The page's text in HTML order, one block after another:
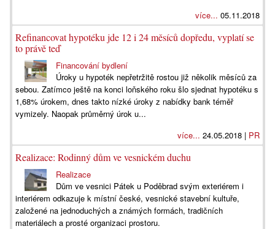
více... 05.11.2018
Refinancovat hypotéku jde 12 i 24 měsíců dopředu, vyplatí se
to právě teď
Financování bydlení
Úroky u hypoték nepřetržitě rostou již několik měsíců za
sebou. Zatímco ještě na konci loňského roku šlo sjednat hypotéku s
1,68% úrokem, dnes takto nízké úroky z nabídky bank téměř
vymizely. Naopak průměrný úrok u...
více... 24.05.2018 | PR
Realizace: Rodinný dům ve vesnickém duchu
Realizace
Dům ve vesnici Pátek u Poděbrad svým exteriérem i
interiérem odkazuje k místní české, vesnické stavební kultuře,
založené na jednoduchých a známých formách, tradičních
materiálech a prosté organizaci prostoru.